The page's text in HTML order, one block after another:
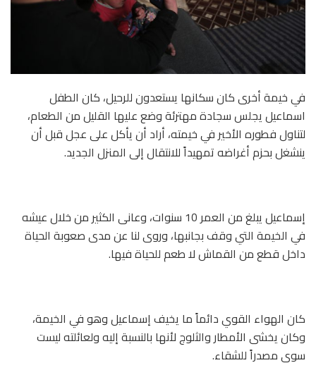
في خيمة أخرى كان سكانها يستعدون للرحيل، كان الطفل
اسماعيل يجلس سجادة مهترئة وضع عليها القليل من الطعام،
لتناول فطوره الأخير في خيمته، أراد أن يأكل على عجل قبل أن
ينشغل بحزم أغراضه تمهيداً للانتقال إلى المنزل الجديد.
إسماعيل يبلغ من العمر 10 سنوات، وعانى الكثير من خلال عيشه
في الخيمة التي وقف بجانبها، وروى لنا عن مدى صعوبة الحياة
داخل قطع من القماش لا طعم للحياة فيها.
كان الهواء القوي دائماً ما يخيف إسماعيل وهو في الخيمة،
وكان يخشى الأمطار والثلوج لأنها بالنسبة إليه ولعائلته ليست
سوى مصدراً للشقاء.